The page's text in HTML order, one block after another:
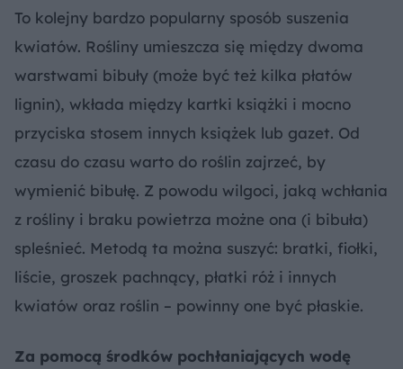
To kolejny bardzo popularny sposób suszenia
kwiatów. Rośliny umieszcza się między dwoma
warstwami bibuły (może być też kilka płatów
lignin), wkłada między kartki książki i mocno
przyciska stosem innych książek lub gazet. Od
czasu do czasu warto do roślin zajrzeć, by
wymienić bibułę. Z powodu wilgoci, jaką wchłania
z rośliny i braku powietrza możne ona (i bibuła)
spleśnieć. Metodą ta można suszyć: bratki, fiołki,
liście, groszek pachnący, płatki róż i innych
kwiatów oraz roślin – powinny one być płaskie.
Za pomocą środków pochłaniających wodę